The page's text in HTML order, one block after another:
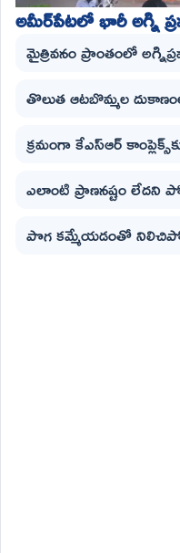
అమీర్‌పేటలో భారీ అగ్ని
మైత్రివనం ప్రాంతంలో
తొలుత ఆటబొమ్మల
క్రమంగా కేఎస్‌ఆర్‌
ఎలాంటి ప్రాణనష్టం లేదని
పొగ కమ్మేయడంతో